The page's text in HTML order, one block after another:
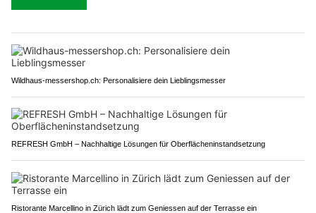
Wildhaus-messershop.ch: Personalisiere dein Lieblingsmesser
REFRESH GmbH – Nachhaltige Lösungen für Oberflächeninstandsetzung
Ristorante Marcellino in Zürich lädt zum Geniessen auf der Terrasse ein